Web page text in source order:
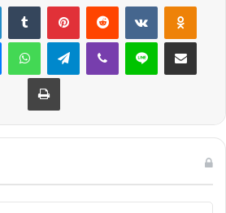
LinkedInTumblr PinterestReddit VKontakte
MessengerWhatsAppTelegramViber Line E-Posta ile
Yazdır